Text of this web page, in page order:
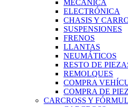
MECÁNICA
ELECTRÓNICA
CHASIS Y
SUSPENSIONES
FRENOS
LLANTAS
NEUMÁTICOS
RESTO DE
REMOLQUES
COMPRA
COMPRA DE
CARCROSS Y